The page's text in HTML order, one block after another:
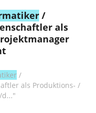
/
als
/
als Produktions- /
d..."